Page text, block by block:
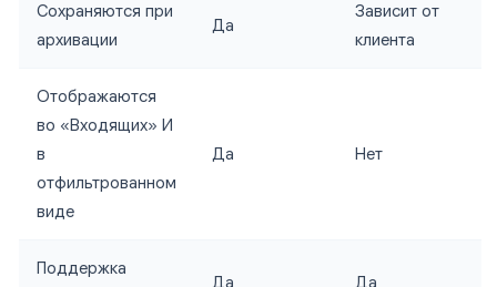
Сохраняются при
архивации
Да
Зависит от
клиента
Отображаются
во «Входящих» И
в
отфильтрованном
виде
Да Нет
Поддержка
Да Да